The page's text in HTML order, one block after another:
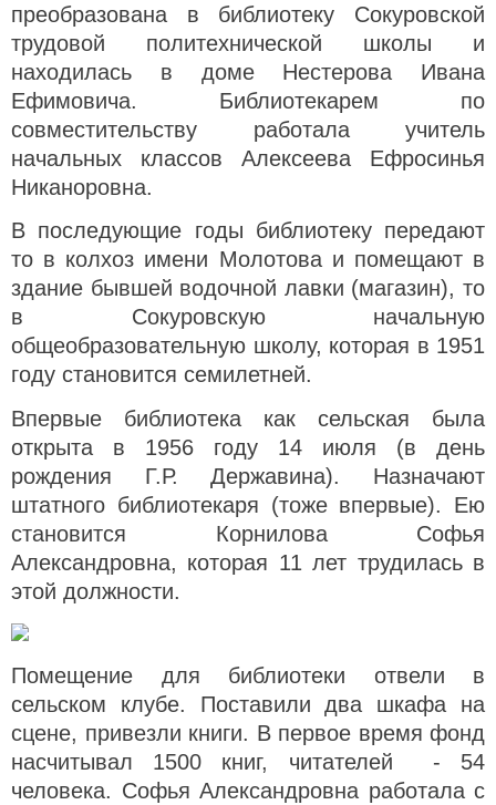
преобразована в библиотеку Сокуровской
трудовой политехнической школы и
находилась в доме Нестерова Ивана
Ефимовича. Библиотекарем по
совместительству работала учитель
начальных классов Алексеева Ефросинья
Никаноровна.
В последующие годы библиотеку передают
то в колхоз имени Молотова и помещают в
здание бывшей водочной лавки (магазин), то
в Сокуровскую начальную
общеобразовательную школу, которая в 1951
году становится семилетней.
Впервые библиотека как сельская была
открыта в 1956 году 14 июля (в день
рождения Г.Р. Державина). Назначают
штатного библиотекаря (тоже впервые). Ею
становится Корнилова Софья
Александровна, которая 11 лет трудилась в
этой должности.
Помещение для библиотеки отвели в
сельском клубе. Поставили два шкафа на
сцене, привезли книги. В первое время фонд
насчитывал 1500 книг, читателей - 54
человека. Софья Александровна работала с